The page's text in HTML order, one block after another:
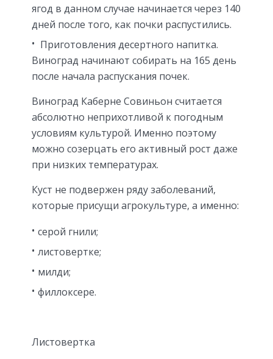
ягод в данном случае начинается через 140
дней после того, как почки распустились.
Приготовления десертного напитка.
Виноград начинают собирать на 165 день
после начала распускания почек.
Виноград Каберне Совиньон считается
абсолютно неприхотливой к погодным
условиям культурой. Именно поэтому
можно созерцать его активный рост даже
при низких температурах.
Куст не подвержен ряду заболеваний,
которые присущи агрокультуре, а именно:
серой гнили;
листовертке;
милди;
филлоксере.
Листовертка